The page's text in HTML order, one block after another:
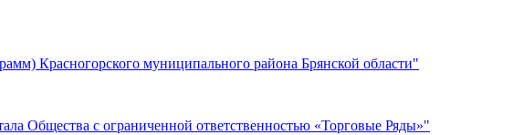
Красногорского муниципального района Брянской области"
Общества с ограниченной ответственностью «Торговые Ряды»"